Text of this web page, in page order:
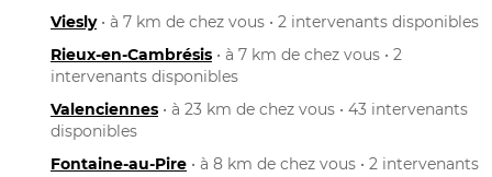
Viesly• à 7 km de chez vous • 2 intervenants disponibles
Rieux-en-Cambrésis • à 7 km de chez vous • 2
intervenants disponibles
Valenciennes • à 23 km de chez vous • 43 intervenants
disponibles
Fontaine-au-Pire • à 8 km de chez vous • 2 intervenants